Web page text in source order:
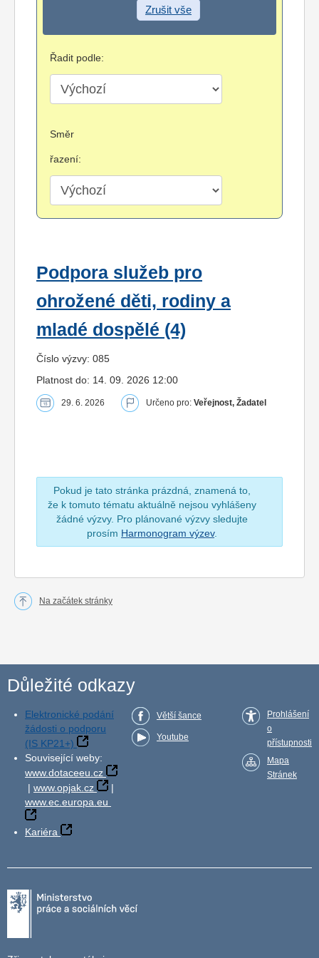
Zrušit vše
Řadit podle:
Směr
řazení:
Podpora služeb pro
ohrožené děti, rodiny a
mladé dospělé (4)
Číslo výzvy: 085
Platnost do: 14. 09. 2026 12:00
29. 6. 2026 Určeno pro: Veřejnost, Žadatel
Pokud je tato stránka prázdná, znamená to,
že k tomuto tématu aktuálně nejsou vyhlášeny
žádné výzvy. Pro plánované výzvy sledujte
prosím Harmonogram výzev.
Na začátek stránky
Důležité odkazy
Elektronické podání
žádosti o podporu
(IS KP21+)
Související weby:
www.dotaceeu.cz
| www.opjak.cz
|
www.ec.europa.eu
Kariéra
Větší šance
Youtube
Prohlášení
o
přístupnosti
Mapa
Stránek